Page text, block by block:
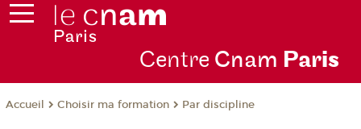
Centre Cnam Paris
Accueil Choisir ma formation Par discipline